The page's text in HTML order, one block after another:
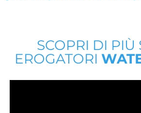
SCOPRI DI PIÙ
EROGATORI